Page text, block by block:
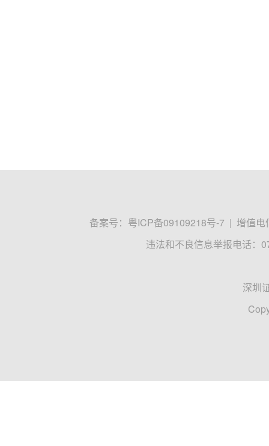
备案号： 粤ICP备09109218号-7 | 增值电
违法和不良信息举报电话：
深圳